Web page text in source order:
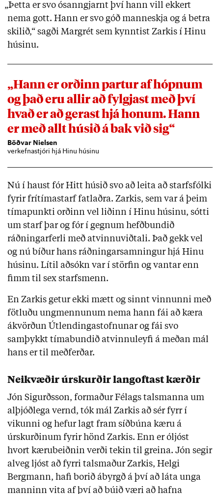
„Þetta er svo ósanngjarnt því hann vill ekkert
nema gott. Hann er svo góð manneskja og á betra
skilið,“ sagði Margrét sem kynntist Zarkis í Hinu
húsinu.
„Hann er orðinn partur af hópnum
og það eru allir að fylgjast með því
hvað er að gerast hjá honum. Hann
er með allt húsið á bak við sig“
Böðvar Nielsen
verkefnastjóri hjá Hinu húsinu
Nú í haust fór Hitt húsið svo að leita að starfsfólki
fyrir frítímastarf fatlaðra. Zarkis, sem var á þeim
tímapunkti orðinn vel liðinn í Hinu húsinu, sótti
um starf þar og fór í gegnum hefðbundið
ráðningarferli með atvinnuviðtali. Það gekk vel
og nú bíður hans ráðningarsamningur hjá Hinu
húsinu. Lítil aðsókn var í störfin og vantar enn
fimm til sex starfsmenn.
En Zarkis getur ekki mætt og sinnt vinnunni með
fötluðu ungmennunum nema hann fái að kæra
ákvörðun Útlendingastofnunar og fái svo
samþykkt tímabundið atvinnuleyfi á meðan mál
hans er til meðferðar.
Neikvæðir úrskurðir langoftast kærðir
Jón Sigurðsson, formaður Félags talsmanna um
alþjóðlega vernd, tók mál Zarkis að sér fyrr í
vikunni og hefur lagt fram síðbúna kæru á
úrskurðinum fyrir hönd Zarkis. Enn er óljóst
hvort kærubeiðnin verði tekin til greina. Jón segir
alveg ljóst að fyrri talsmaður Zarkis, Helgi
Bergmann, hafi borið ábyrgð á því að láta unga
manninn vita af því að búið væri að hafna